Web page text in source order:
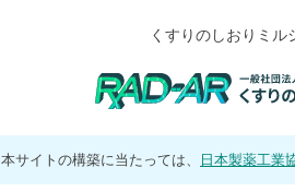
くすりのしおりミル
本サイトの構築に当たっては、 日本製薬工業